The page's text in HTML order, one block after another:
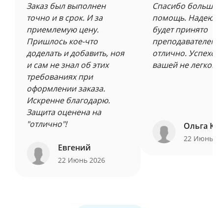
Заказ был выполнен
точно и в срок. И за
приемлемую цену.
Пришлось кое-что
доделать и добавить, ноя
и сам не знал об этих
требованиях при
оформлении заказа.
Искренне благодарю.
Защита оценена на
"отлично"!
Евгений
22 Июнь 2026
Спасибо
помощь.
будет принято
преподавателем
отлично.
вашей не легкой
Ольга
22 Июнь